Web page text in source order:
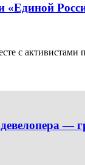
с активистами
девелопера